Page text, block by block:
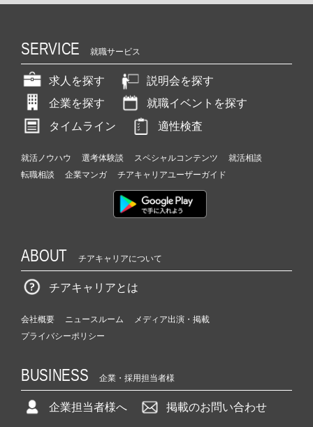
SERVICE 就職サービス
求人を探す
説明会を探す
企業を探す
就職イベントを探す
タイムライン
適性検査
就活ノウハウ 選考体験談 スペシャルコンテンツ
就活相談
転職相談
企業マンガ チアキャリアユーザーガイド
ABOUT チアキャリアについて
チアキャリアとは
会社概要 ニュースルーム
メディア出演・掲載
プライバシーポリシー
BUSINESS 企業・採用担当者様
企業担当者様へ 掲載のお問い合わせ